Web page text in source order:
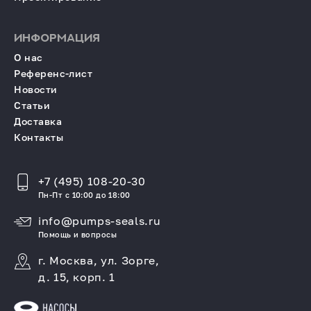
ИНФОРМАЦИЯ
О нас
Референс-лист
Новости
Статьи
Доставка
Контакты
+7 (495) 108-20-30
Пн-Пт с 10:00 до 18:00
info@pumps-seals.ru
Помощь и вопросы
г. Москва, ул. Зорге,
д. 15, корп. 1